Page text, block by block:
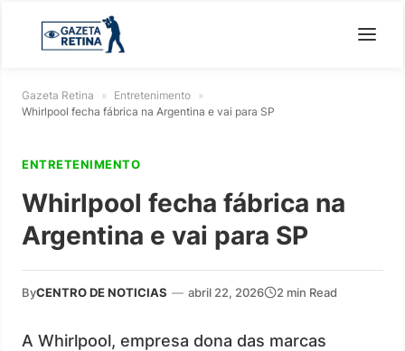
Gazeta Retina » Entretenimento »
Whirlpool fecha fábrica na Argentina e vai para SP
ENTRETENIMENTO
Whirlpool fecha fábrica na
Argentina e vai para SP
ByCENTRO DE NOTICIAS — abril 22, 2026 2 min Read
A Whirlpool, empresa dona das marcas